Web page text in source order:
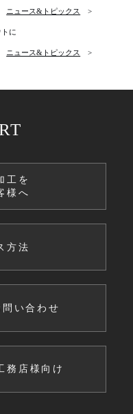
ニュース&トピックス
に
ニュース&トピックス
工を
様へ
方法
い合わせ
務店様向け